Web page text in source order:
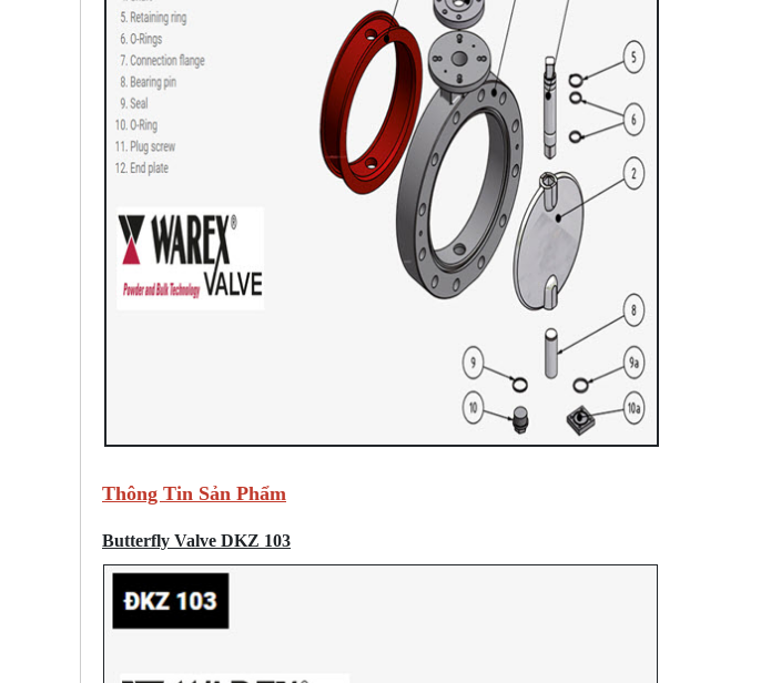
Thông Tin Sản Phẩm
Butterfly Valve DKZ 103